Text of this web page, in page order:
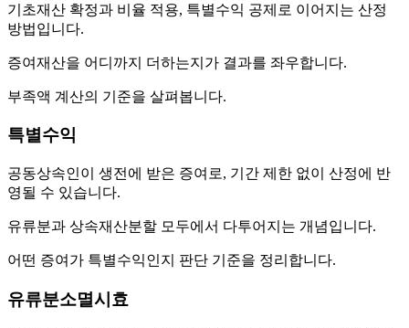
기초재산 확정과 비율 적용, 특별수익 공제로 이어지는 산정
방법입니다.
증여재산을 어디까지 더하는지가 결과를 좌우합니다.
부족액 계산의 기준을 살펴봅니다.
특별수익
공동상속인이 생전에 받은 증여로, 기간 제한 없이 산정에 반
영될 수 있습니다.
유류분과 상속재산분할 모두에서 다투어지는 개념입니다.
어떤 증여가 특별수익인지 판단 기준을 정리합니다.
유류분소멸시효